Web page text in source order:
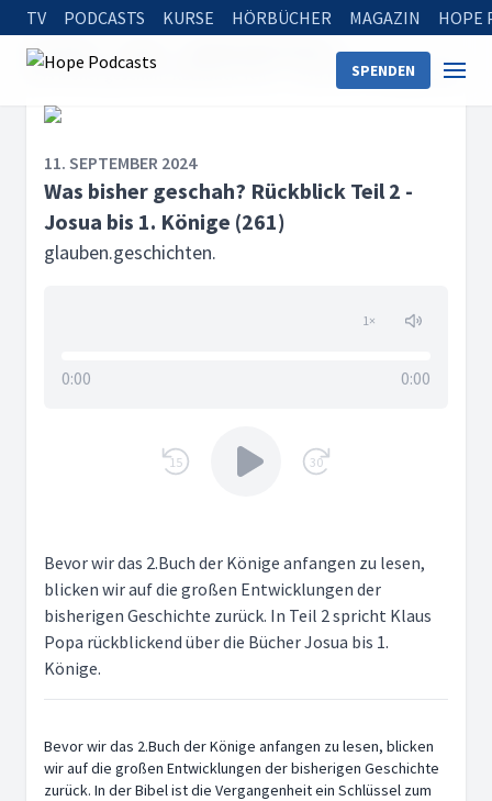
TV PODCASTS KURSE HÖRBÜCHER MAGAZIN HOPE
SPENDEN
Startseite
glauben.geschichten.
Was bisher geschah? Rückblick Teil 2 - Josua bis 1. Könige (261)
11. SEPTEMBER 2024
Was bisher geschah? Rückblick Teil 2 -
Josua bis 1. Könige (261)
glauben.geschichten.
1×
0:00 0:00
15 30
Bevor wir das 2.Buch der Könige anfangen zu lesen,
blicken wir auf die großen Entwicklungen der
bisherigen Geschichte zurück. In Teil 2 spricht Klaus
Popa rückblickend über die Bücher Josua bis 1.
Könige.
Bevor wir das 2.Buch der Könige anfangen zu lesen, blicken
wir auf die großen Entwicklungen der bisherigen Geschichte
zurück. In der Bibel ist die Vergangenheit ein Schlüssel zum